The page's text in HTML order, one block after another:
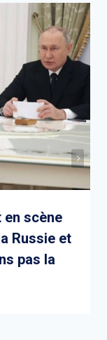
en scène
Russie et
pas la